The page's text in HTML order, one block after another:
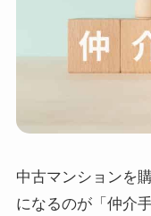
中古マンションを
になるのが「仲介